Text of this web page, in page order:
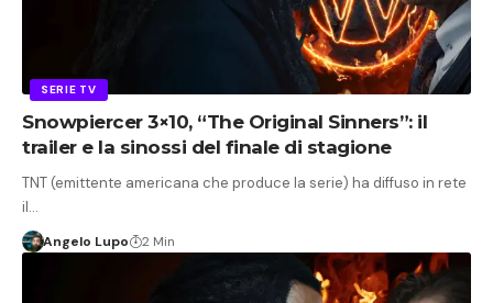
SERIE TV
Snowpiercer 3×10, “The Original Sinners”: il
trailer e la sinossi del finale di stagione
TNT (emittente americana che produce la serie) ha diffuso in rete
il…
Angelo Lupo 2 Min